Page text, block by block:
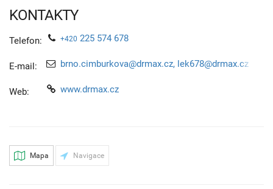
KONTAKTY
Telefon: +420 225 574 678
E-mail: brno.cimburkova@drmax.cz, lek678@drmax.cz
Web: www.drmax.cz
Mapa Navigace